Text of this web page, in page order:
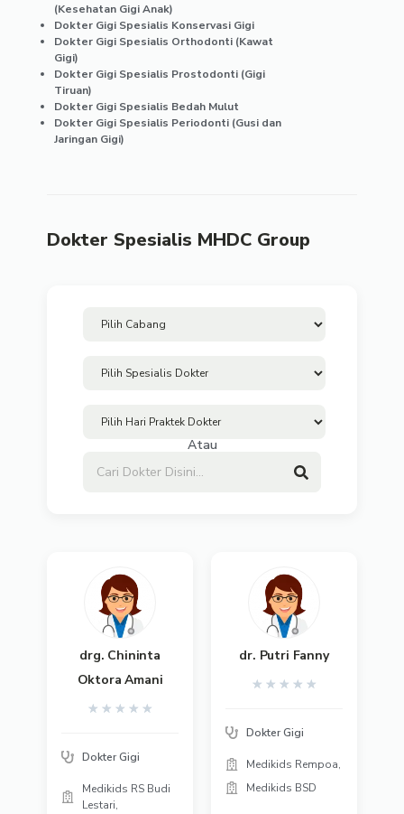
(Kesehatan Gigi Anak)
Dokter Gigi Spesialis Konservasi Gigi
Dokter Gigi Spesialis Orthodonti (Kawat
Gigi)
Dokter Gigi Spesialis Prostodonti (Gigi
Tiruan)
Dokter Gigi Spesialis Bedah Mulut
Dokter Gigi Spesialis Periodonti (Gusi dan
Jaringan Gigi)
Dokter Spesialis MHDC Group
Atau
drg. Chininta
Oktora Amani
★ ★ ★ ★ ★
Dokter Gigi
Medikids RS Budi
Lestari,
dr. Putri Fanny
★ ★ ★ ★ ★
Dokter Gigi
Medikids Rempoa,
Medikids BSD